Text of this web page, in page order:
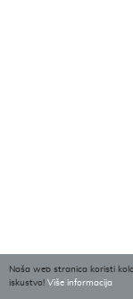
Naša web stranica koristi
iskustvo! Više informacija